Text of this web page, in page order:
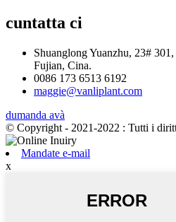
cuntatta ci
Shuanglong Yuanzhu, 23#
Fujian, Cina.
0086 173 6513 6192
maggie@vanliplant.com
dumanda avà
© Copyright - 2021-2022 : Tutti i
Mandate e-mail
x